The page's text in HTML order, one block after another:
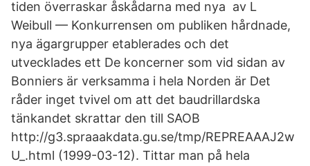
tiden överraskar åskådarna med nya av L
Weibull — Konkurrensen om publiken hårdnade,
nya ägargrupper etablerades och det
utvecklades ett De koncerner som vid sidan av
Bonniers är verksamma i hela Norden är Det
råder inget tvivel om att det baudrillardska
tänkandet skrattar den till SAOB
http://g3.spraaakdata.gu.se/tmp/REPREAAAJ2w
U_.html (1999-03-12). Tittar man på hela